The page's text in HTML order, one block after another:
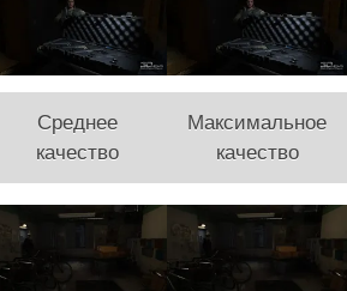
Среднее
качество
Максимальное
качество